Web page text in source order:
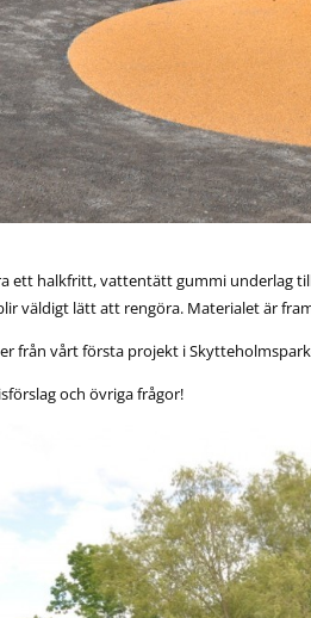
ett halkfritt, vattentätt gummi underlag
väldigt lätt att rengöra. Materialet är
från vårt första projekt i
och övriga frågor!